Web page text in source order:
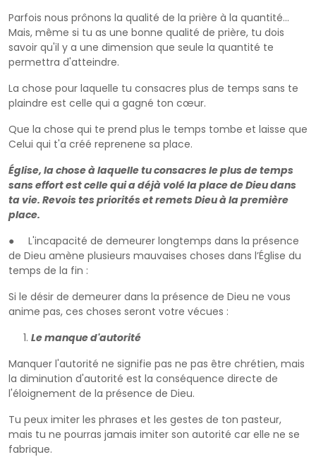
Parfois nous prônons la qualité de la prière à la quantité...
Mais, même si tu as une bonne qualité de prière, tu dois
savoir qu'il y a une dimension que seule la quantité te
permettra d'atteindre.
La chose pour laquelle tu consacres plus de temps sans te
plaindre est celle qui a gagné ton cœur.
Que la chose qui te prend plus le temps tombe et laisse que
Celui qui t'a créé reprenene sa place.
Église, la chose à laquelle tu consacres le plus de temps
sans effort est celle qui a déjà volé la place de Dieu dans
ta vie. Revois tes priorités et remets Dieu à la première
place.
● L'incapacité de demeurer longtemps dans la présence
de Dieu amène plusieurs mauvaises choses dans l’Église du
temps de la fin :
Si le désir de demeurer dans la présence de Dieu ne vous
anime pas, ces choses seront votre vécues :
Le manque d'autorité
Manquer l'autorité ne signifie pas ne pas être chrétien, mais
la diminution d'autorité est la conséquence directe de
l'éloignement de la présence de Dieu.
Tu peux imiter les phrases et les gestes de ton pasteur,
mais tu ne pourras jamais imiter son autorité car elle ne se
fabrique.